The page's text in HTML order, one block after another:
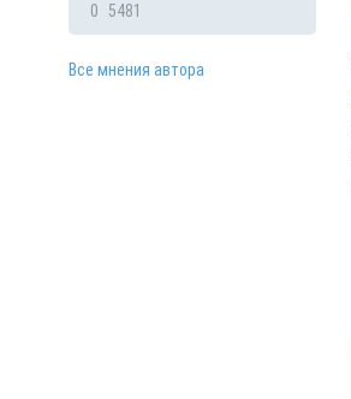
0
5481
Все мнения автора